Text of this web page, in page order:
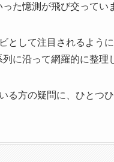
た憶測が飛び交ってい
として注目されるよう
に沿って網羅的に整理
る方の疑問に、ひとつ